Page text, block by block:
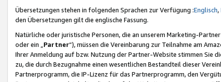
Übersetzungen stehen in folgenden Sprachen zur Verfügung :Englisch,
den Übersetzungen gilt die englische Fassung.
Natürliche oder juristische Personen, die an unserem Marketing-
oder ein „Partner“), müssen die Vereinbarung zur Teilnahme am
Ihrer Anmeldung auf bzw. Nutzung der Partner-Website stimmen Sie
zu, die durch Bezugnahme einen wesentlichen Bestandteil dieser
Partnerprogramm, die IP-Lizenz für das Partnerprogramm, den